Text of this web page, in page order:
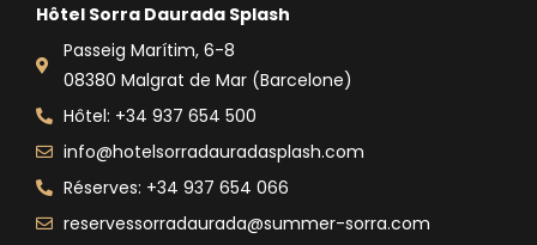
Hôtel Sorra Daurada Splash
Passeig Marítim, 6-8
08380 Malgrat de Mar (Barcelone)
Hôtel: +34 937 654 500
info@hotelsorradauradasplash.com
Réserves: +34 937 654 066
reservessorradaurada@summer-sorra.com